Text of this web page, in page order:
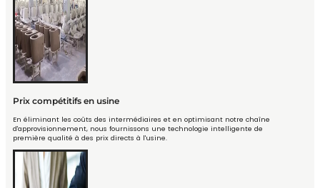
Prix compétitifs en usine
En éliminant les coûts des intermédiaires et en optimisant notre chaîne
d'approvisionnement, nous fournissons une technologie intelligente de
première qualité à des prix directs à l'usine.